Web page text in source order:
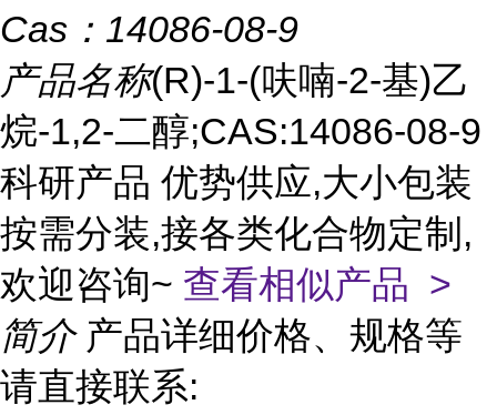
Cas： 14086-08-9
产品名称(R)-1-(呋喃-2-基)乙
烷-1,2-二醇;CAS:14086-08-9
科研产品 优势供应,大小包装
按需分装,接各类化合物定制,
欢迎咨询~ 查看相似产品 >
简介 产品详细价格、规格等
请直接联系: